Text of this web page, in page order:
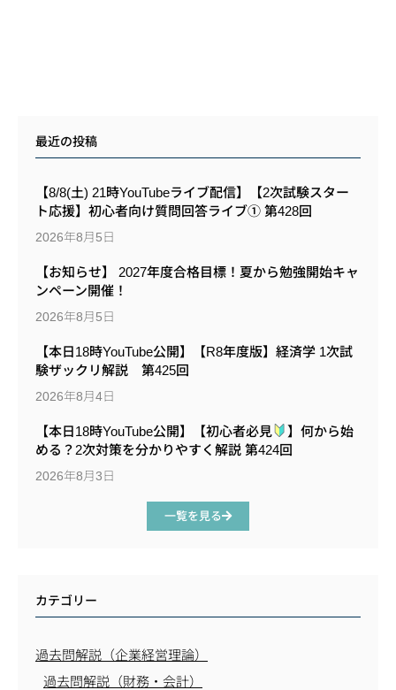
最近の投稿
【8/8(土) 21時YouTubeライブ配信】【2次試験スター
ト応援】初心者向け質問回答ライブ① 第428回
2026年8月5日
【お知らせ】 2027年度合格目標！夏から勉強開始キャ
ンペーン開催！
2026年8月5日
【本日18時YouTube公開】【R8年度版】経済学 1次試
験ザックリ解説 第425回
2026年8月4日
【本日18時YouTube公開】【初心者必見
】何から始
める？2次対策を分かりやすく解説 第424回
2026年8月3日
一覧を見る
カテゴリー
過去問解説（企業経営理論）
過去問解説（財務・会計）